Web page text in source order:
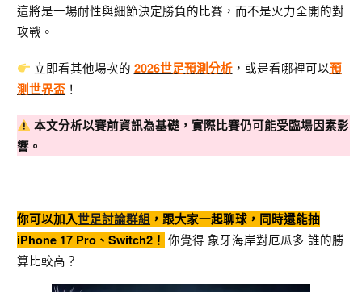
這將是一場耐性與細節決定勝負的比賽，而不是火力全開的對
攻戰。
立即看其他場次的 2026世足預測分析，或是看哪裡可以預
測世界盃 ！
本文分析以賽前資訊為基礎，實際比賽仍可能受臨場因素影
響。
你可以加入世足討論群組 ，跟大家一起聊球，同時還能抽
iPhone 17 Pro、Switch2！ 你覺得 象牙海岸對厄瓜多 誰的勝
算比較高？